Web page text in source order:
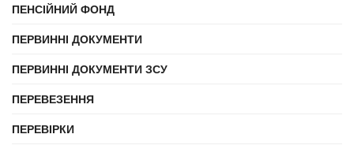
ПЕНСІЙНИЙ ФОНД
ПЕРВИННІ ДОКУМЕНТИ
ПЕРВИННІ ДОКУМЕНТИ ЗСУ
ПЕРЕВЕЗЕННЯ
ПЕРЕВІРКИ